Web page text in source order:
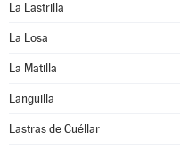
La Lastrilla
La Losa
La Matilla
Languilla
Lastras de Cuéllar